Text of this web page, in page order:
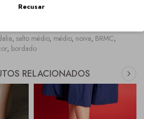
do seu tamanho em "VER O CARRINHO DE
, salto médio, médio, noiva, BRMC,
, bordado
RELACIONADOS
Recusar